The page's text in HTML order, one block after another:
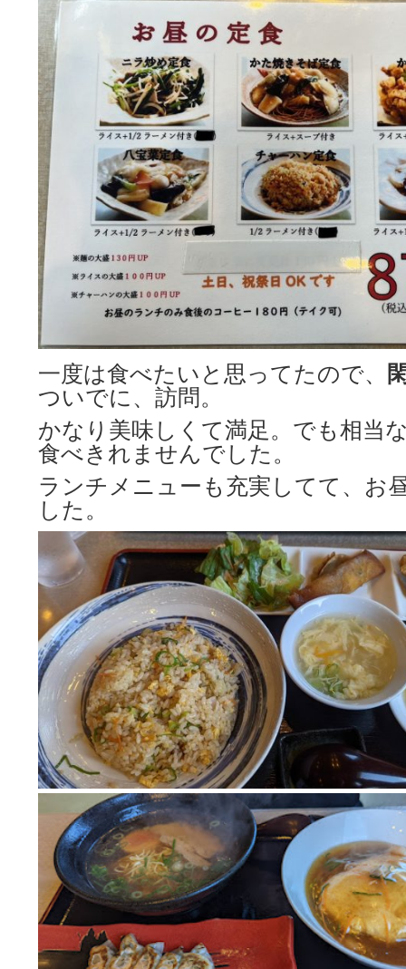
一度は食べたいと思ってたので、
ついでに、訪問。
かなり美味しくて満足。でも相当
食べきれませんでした。
ランチメニューも充実してて、お
した。